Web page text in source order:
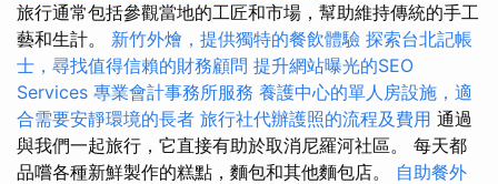
旅行通常包括參觀當地的工匠和市場，幫助維持傳統的手工
藝和生計。 新竹外燴，提供獨特的餐飲體驗 探索台北記帳
士，尋找值得信賴的財務顧問 提升網站曝光的SEO
Services 專業會計事務所服務 養護中心的單人房設施，適
合需要安靜環境的長者 旅行社代辦護照的流程及費用 通過
與我們一起旅行，它直接有助於取消尼羅河社區。 每天都
品嚐各種新鮮製作的糕點，麵包和其他麵包店。 自助餐外